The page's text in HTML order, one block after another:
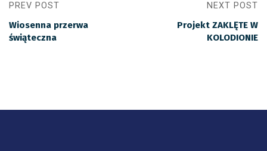
PREV POST
Wiosenna przerwa
świąteczna
NEXT POST
Projekt ZAKLĘTE W
KOLODIONIE